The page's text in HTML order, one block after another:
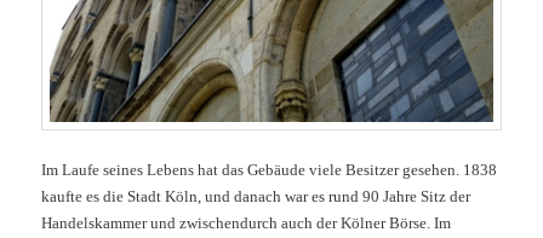
Im Laufe seines Lebens hat das Gebäude viele Besitzer gesehen. 1838
kaufte es die Stadt Köln, und danach war es rund 90 Jahre Sitz der
Handelskammer und zwischendurch auch der Kölner Börse. Im